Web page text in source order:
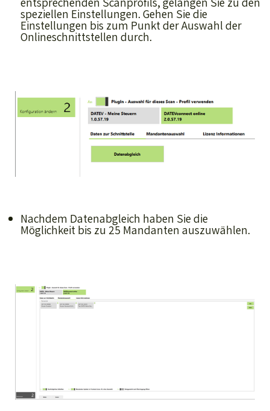
speziellen Einstellungen. Gehen Sie die
Einstellungen bis zum Punkt der Auswahl der
Onlineschnittstellen durch.
Nachdem Datenabgleich haben Sie die
Möglichkeit bis zu 25 Mandanten auszuwählen.